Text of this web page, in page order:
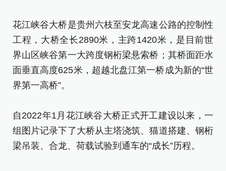
花江峡谷大桥是贵州六枝至安龙高速公路的控制性
工程，大桥全长2890米，主跨1420米，是目前世
界山区峡谷第一大跨度钢桁梁悬索桥；其桥面距水
面垂直高度625米，超越北盘江第一桥成为新的“世
界第一高桥”。
自2022年1月花江峡谷大桥正式开工建设以来，一
组图片记录下了大桥从主塔浇筑、猫道搭建、钢桁
梁吊装、合龙、荷载试验到通车的“成长”历程。